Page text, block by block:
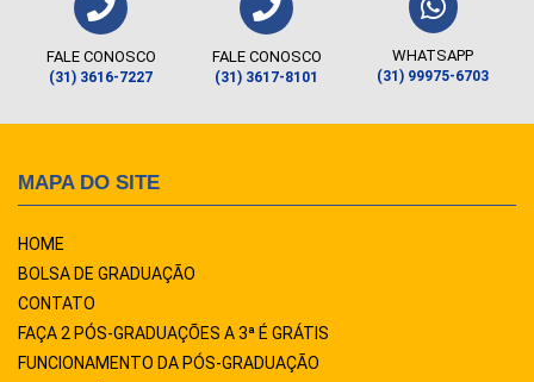
FALE CONOSCO
(31) 3616-7227
FALE CONOSCO
(31) 3617-8101
WHATSAPP
(31) 99975-6703
MAPA DO SITE
HOME
BOLSA DE GRADUAÇÃO
CONTATO
FAÇA 2 PÓS-GRADUAÇÕES A 3ª É GRÁTIS
FUNCIONAMENTO DA PÓS-GRADUAÇÃO